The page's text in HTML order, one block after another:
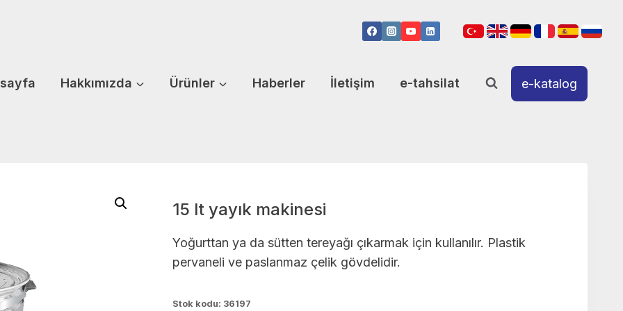
Hakkımızda Ürünler Haberler İletişim e-tahsilat e-katalog
15 lt yayık makinesi
Yoğurttan ya da sütten tereyağı çıkarmak için kullanılır. Plastik
pervaneli ve paslanmaz çelik gövdelidir.
Stok kodu: 36197